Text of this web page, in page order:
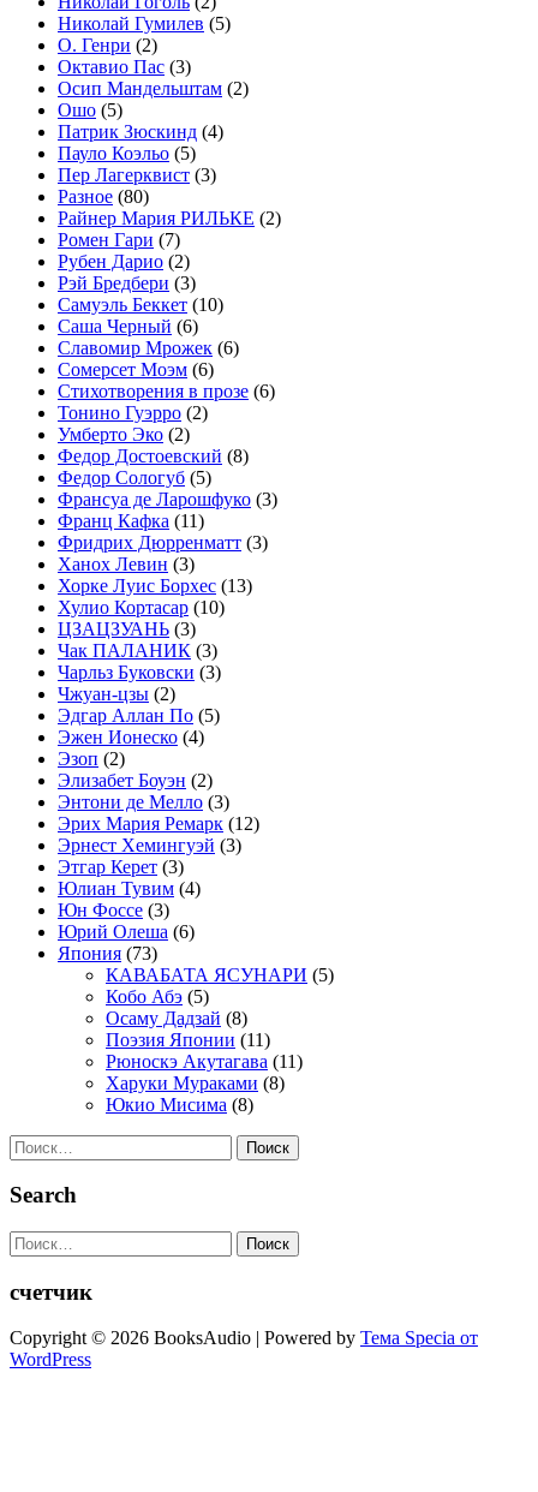
Николай Гумилев (5)
О. Генри (2)
Октавио Пас (3)
Осип Мандельштам (2)
Ошо (5)
Патрик Зюскинд (4)
Пауло Коэльо (5)
Пер Лагерквист (3)
Разное (80)
Райнер Мария РИЛЬКЕ (2)
Ромен Гари (7)
Рубен Дарио (2)
Рэй Бредбери (3)
Самуэль Беккет (10)
Саша Черный (6)
Славомир Мрожек (6)
Сомерсет Моэм (6)
Стихотворения в прозе (6)
Тонино Гуэрро (2)
Умберто Эко (2)
Федор Достоевский (8)
Федор Сологуб (5)
Франсуа де Ларошфуко (3)
Франц Кафка (11)
Фридрих Дюрренматт (3)
Ханох Левин (3)
Хорке Луис Борхес (13)
Хулио Кортасар (10)
ЦЗАЦЗУАНЬ (3)
Чак ПАЛАНИК (3)
Чарльз Буковски (3)
Чжуан-цзы (2)
Эдгар Аллан По (5)
Эжен Ионеско (4)
Эзоп (2)
Элизабет Боуэн (2)
Энтони де Мелло (3)
Эрих Мария Ремарк (12)
Эрнест Хемингуэй (3)
Этгар Керет (3)
Юлиан Тувим (4)
Юн Фоссе (3)
Юрий Олеша (6)
Япония (73)
КАВАБАТА ЯСУНАРИ (5)
Кобо Абэ (5)
Осаму Дадзай (8)
Поэзия Японии (11)
Рюноскэ Акутагава (11)
Харуки Мураками (8)
Юкио Мисима (8)
Найти:
Search
Найти:
счетчик
Copyright © 2026 BooksAudio | Powered by Тема Specia от
WordPress